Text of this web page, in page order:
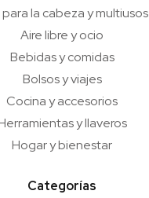
para la cabeza y multiusos
Aire libre y ocio
Bebidas y comidas
Bolsos y viajes
Cocina y accesorios
y llaveros
Hogar y bienestar
Categorías